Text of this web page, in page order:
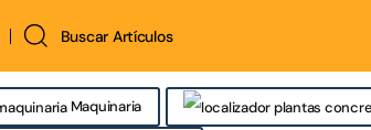
Buscar Artículos
Maquinaria